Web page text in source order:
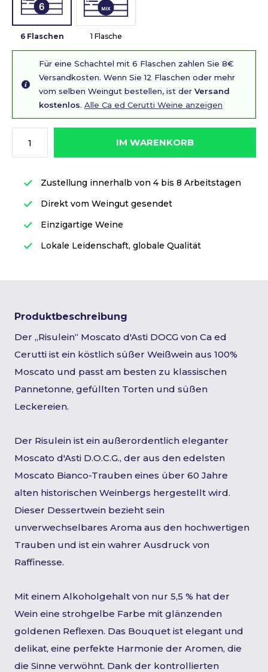
6 Flaschen 1 Flasche
Für eine Schachtel mit 6 Flaschen zahlen Sie 8€
Versandkosten. Wenn Sie 12 Flaschen oder mehr
vom selben Weingut bestellen, ist der Versand
kostenlos. Alle Ca ed Cerutti Weine anzeigen
IM WARENKORB
Zustellung innerhalb von 4 bis 8 Arbeitstagen
Direkt vom Weingut gesendet
Einzigartige Weine
Lokale Leidenschaft, globale Qualität
Produktbeschreibung
Der „Risulein“ Moscato d'Asti DOCG von Ca ed
Cerutti ist ein köstlich süßer Weißwein aus 100%
Moscato und passt am besten zu klassischen
Pannetonne, gefüllten Torten und süßen
Leckereien.
Der Risulein ist ein außerordentlich eleganter
Moscato d'Asti D.O.C.G., der aus den edelsten
Moscato Bianco-Trauben eines über 60 Jahre
alten historischen Weinbergs hergestellt wird.
Dieser Dessertwein bezieht sein
unverwechselbares Aroma aus den hochwertigen
Trauben und ist ein wahrer Ausdruck von
Raffinesse.
Mit einem Alkoholgehalt von nur 5,5 % hat der
Wein eine strohgelbe Farbe mit glänzenden
goldenen Reflexen. Das Bouquet ist elegant und
delikat, eine perfekte Harmonie der Aromen, die
die Sinne verwöhnt. Dank der kontrollierten